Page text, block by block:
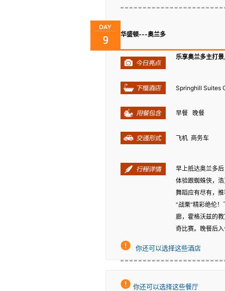
华盛顿---奥兰多
乐享奥兰多主打
Springhill Suites
早餐 晚餐
飞机 商务车
早上抵达奥兰多
体验跟蜘蛛侠，
舞蹈应有尽有，
“战栗”精彩绝伦
廊，霍格沃兹的
奇比赛。晚餐后
你还可以选择这些酒店
你还可以选择这些餐厅